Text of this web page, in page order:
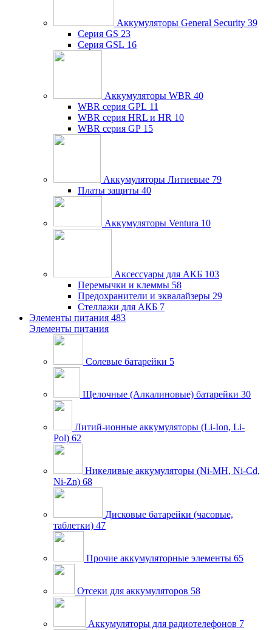
Аккумуляторы General Security 39
Серия GS 23
Серия GSL 16
Аккумуляторы WBR 40
WBR серия GPL 11
WBR серия HRL и HR 10
WBR серия GP 15
Аккумуляторы Литиевые 79
Платы защиты 40
Аккумуляторы Ventura 10
Аксессуары для АКБ 103
Перемычки и клеммы 58
Предохранители и эквалайзеры 29
Стеллажи для АКБ 7
Элементы питания 483
Элементы питания
Солевые батарейки 5
Щелочные (Алкалиновые) батарейки 30
Литий-ионные аккумуляторы (Li-Ion, Li-
Pol) 62
Никеливые аккумуляторы (Ni-MH, Ni-Cd,
Ni-Zn) 68
Дисковые батарейки (часовые,
таблетки) 47
Прочие аккумуляторные элементы 65
Отсеки для аккумуляторов 58
Аккумуляторы для радиотелефонов 7